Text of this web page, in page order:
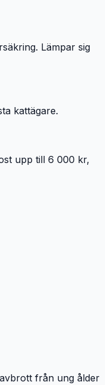
Lämpar sig
kattägare.
upp till 6 000 kr,
från ung ålder